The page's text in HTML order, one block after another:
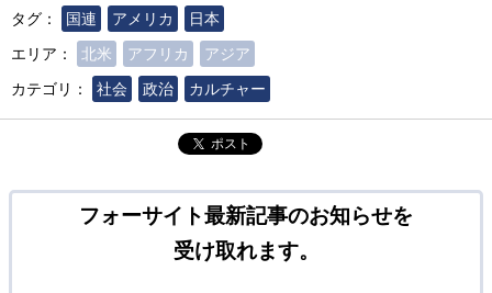
タグ： 国連 アメリカ
日本
エリア：
北米 アフリカ
アジア
カテゴリ：
社会 政治 カルチャー
ポスト
フォーサイト最新記事のお知らせを
受け取れます。